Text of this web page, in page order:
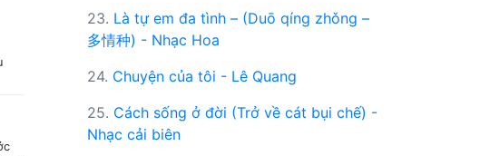
23. Là tự em đa tình – (Duō qíng zhǒng –
多情种) - Nhạc Hoa
24. Chuyện của tôi - Lê Quang
25. Cách sống ở đời (Trở về cát bụi chế) -
Nhạc cải biên